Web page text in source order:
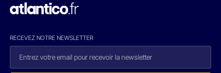
RECEVEZ NOTRE NEWSLETTER